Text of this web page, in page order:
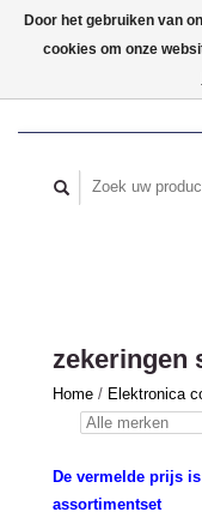
zekeringen
Home / Elektronica
De vermelde prijs
assortimentset
Door het gebruiken van
cookies om onze